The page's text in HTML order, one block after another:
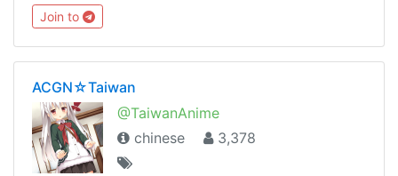
https://t.me/feitalkchannel也可以分享本群連結給朋友們加入的
https://t.me/feitalk禁 政治 色情 侮辱 鬥爭 槍 毒品 等違法討論
所有群組連結https://reurl.cc/yZrLVO
Join to
ACGN☆Taiwan
@TaiwanAnime
chinese
3,378